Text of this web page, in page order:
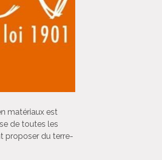
matériaux est
de toutes les
proposer du terre-